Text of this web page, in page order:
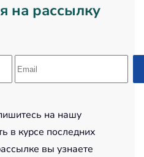
на рассылку
на нашу
в курсе последних
вы узнаете